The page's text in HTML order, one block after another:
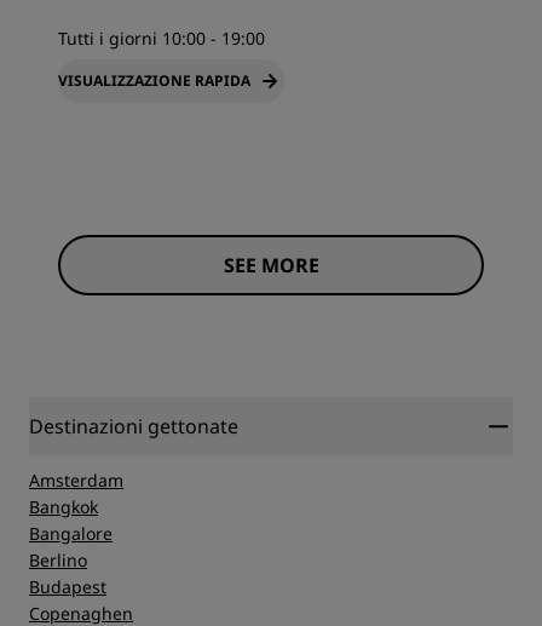
Tutti i giorni 10:00 - 19:00
VISUALIZZAZIONE RAPIDA
SEE MORE
Destinazioni gettonate
Amsterdam
Bangkok
Bangalore
Berlino
Budapest
Copenaghen